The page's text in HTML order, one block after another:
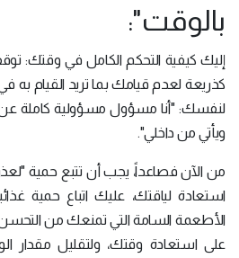
بالوقت":
إليك كيفية التحكم الكامل في وقتك:
كذريعة لعدم قيامك بما تريد القيام به
لنفسك: "أنا مسؤول مسؤولية كاملة عن
ويأتي من داخلي".
من الآن فصاعداً، يجب أن تتبع حمية
استعادة لياقتك، عليك اتباع حمية
الأطعمة السامة التي تمنعك من
على استعادة وقتك، ولتقليل مقدار